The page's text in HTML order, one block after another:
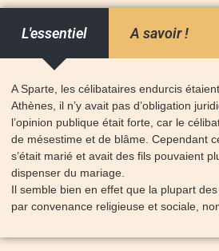
L'essentiel A savoir !
A Sparte, les célibataires endurcis
Athènes, il n’y avait pas d’obligation
l’opinion publique était forte, car le
de mésestime et de blâme. Cependant
s’était marié et avait des fils pouvaient
dispenser du mariage.
Il semble bien en effet que la plupart
par convenance religieuse et sociale,